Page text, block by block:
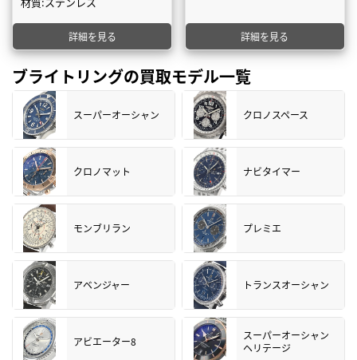
詳細を見る 詳細を見る
ブライトリングの買取モデル一覧
スーパーオーシャン クロノスペース
クロノマット ナビタイマー
モンブリラン プレミエ
アベンジャー トランスオーシャン
アビエーター8
スーパーオーシャン
ヘリテージ